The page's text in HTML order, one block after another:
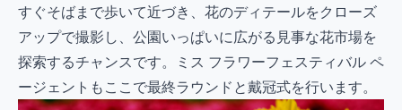
すぐそばまで歩いて近づき、花のディテールをクローズ
アップで撮影し、公園いっぱいに広がる見事な花市場を
探索するチャンスです。ミス フラワーフェスティバル ペ
ージェントもここで最終ラウンドと戴冠式を行います。